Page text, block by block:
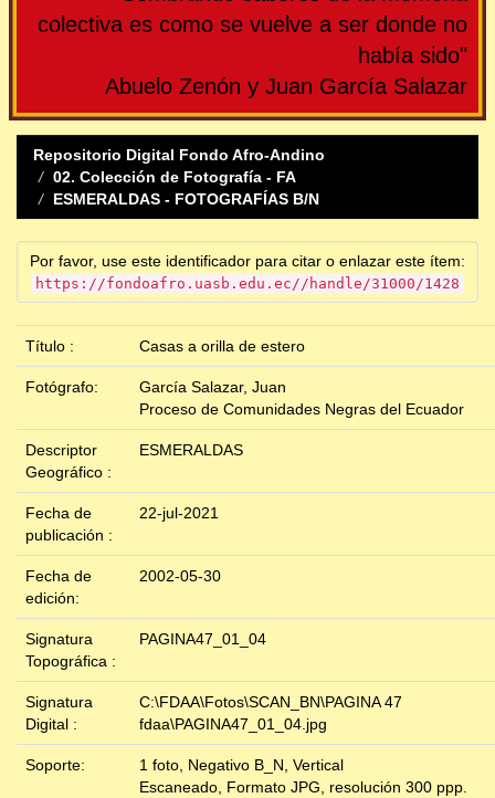
colectiva es como se vuelve a ser donde no
había sido"
Abuelo Zenón y Juan García Salazar
Repositorio Digital Fondo Afro-Andino
02. Colección de Fotografía - FA
ESMERALDAS - FOTOGRAFÍAS B/N
Por favor, use este identificador para citar o enlazar este ítem:
https://fondoafro.uasb.edu.ec//handle/31000/1428
Título : Casas a orilla de estero
Fotógrafo:
García Salazar, Juan
Proceso de Comunidades Negras del Ecuador
Descriptor
Geográfico :
ESMERALDAS
Fecha de
publicación :
22-jul-2021
Fecha de
edición:
2002-05-30
Signatura
Topográfica :
PAGINA47_01_04
Signatura
Digital :
C:\FDAA\Fotos\SCAN_BN\PAGINA 47
fdaa\PAGINA47_01_04.jpg
Soporte:
1 foto, Negativo B_N, Vertical
Escaneado, Formato JPG, resolución 300 ppp.